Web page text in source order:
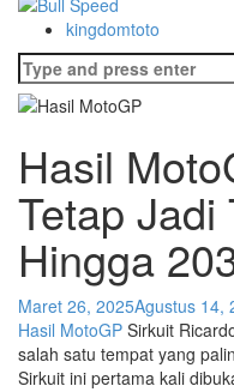
kingdomtoto
Search
for:
Hasil
Tetap Jadi
Hingga
Maret 26, 2025Agustus 14,
Hasil MotoGP Sirkuit
salah satu tempat yang
Sirkuit ini pertama kali